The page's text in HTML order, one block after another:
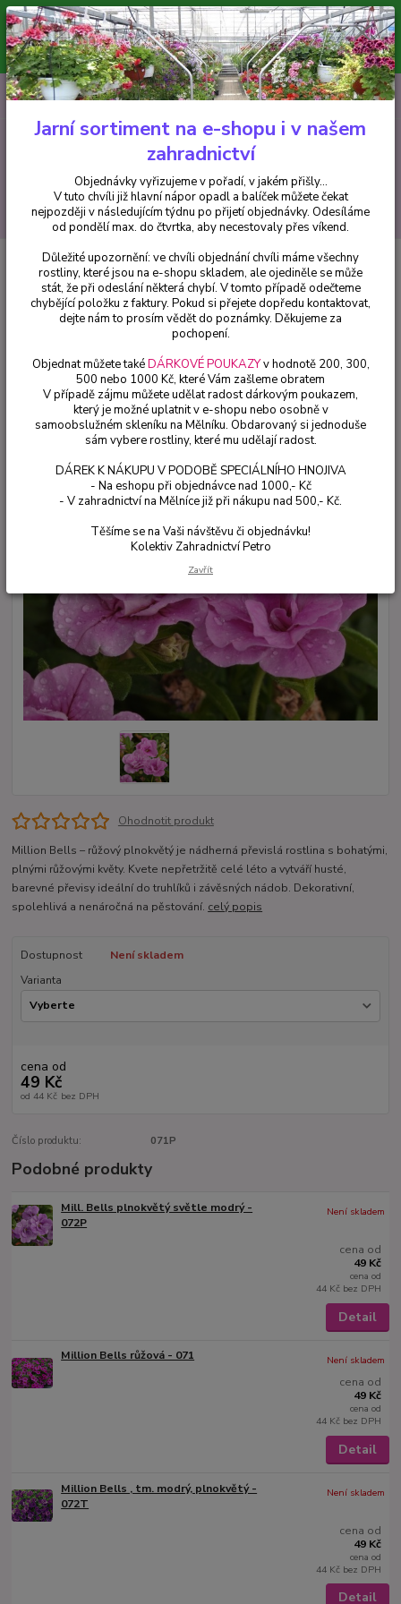
Minimální hodnota pro odeslání z e-shopu je 300 Kč.
V tuto chvíli již hlavní nápor objednávek opadl a balíček můžete čekat
nejpozději v následujícím týdnu po přijetí objednávky. Objednávky
vyřizujeme v pořadí, v jakém přišly...
CZK
Hledat
+420 602 223 614 0ks
za0 Kč
Balkónové rostliny Mill. Bells- růžový plnokvětý - 071P
Mill. Bells- růžový plnokvětý -
071P
Ohodnotit produkt
Million Bells – růžový plnokvětý je nádherná převislá rostlina s bohatými,
plnými růžovými květy. Kvete nepřetržitě celé léto a vytváří husté,
barevné převisy ideální do truhlíků i závěsných nádob. Dekorativní,
spolehlivá a nenáročná na pěstování. celý popis
Dostupnost
Není skladem
Varianta
cena od
49 Kč
od 44 Kč bez DPH
Číslo produktu: 071P
Podobné produkty
Mill. Bells plnokvětý světle modrý -
072P
cena od
49 Kč
cena od
44 Kč bez DPH
Není skladem
Detail
Million Bells růžová - 071
cena od
49 Kč
cena od
44 Kč bez DPH
Není skladem
Detail
Million Bells , tm. modrý, plnokvětý -
072T
cena od
49 Kč
cena od
44 Kč bez DPH
Není skladem
Detail
Jarní sortiment na e-shopu i v našem
zahradnictví
Objednávky vyřizujeme v pořadí, v jakém přišly...
V tuto chvíli již hlavní nápor opadl a balíček můžete čekat
nejpozději v následujícím týdnu po přijetí objednávky. Odesíláme
od pondělí max. do čtvrtka, aby necestovaly přes víkend.
Důležité upozornění: ve chvíli objednání chvíli máme všechny
rostliny, které jsou na e-shopu skladem, ale ojediněle se může
stát, že při odeslání některá chybí. V tomto případě odečteme
chybějící položku z faktury. Pokud si přejete dopředu kontaktovat,
dejte nám to prosím vědět do poznámky. Děkujeme za
pochopení.
Objednat můžete takéDÁRKOVÉ POUKAZYv hodnotě 200, 300,
500 nebo 1000 Kč, které Vám zašleme obratem
V případě zájmu můžete udělat radost dárkovým poukazem,
který je možné uplatnit v e-shopu nebo osobně v
samoobslužném skleníku na Mělníku. Obdarovaný si jednoduše
sám vybere rostliny, které mu udělají radost.
DÁREK K NÁKUPU V PODOBĚ SPECIÁLNÍHO HNOJIVA
- Na eshopu při objednávce nad 1000,- Kč
- V zahradnictví na Mělníce již při nákupu nad 500,- Kč.
Těšíme se na Vaši návštěvu či objednávku!
Kolektiv Zahradnictví Petro
Zavřít